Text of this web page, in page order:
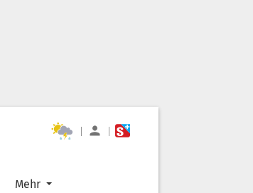
| |
Mehr